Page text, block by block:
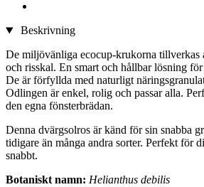
Beskrivning
De miljövänliga ecocup-krukorna tillverkas
och risskal. En smart och hållbar lösning
De är förfyllda med naturligt
Odlingen är enkel, rolig och passar alla.
den egna fönsterbrädan.
Denna dvärgsolros är känd för sin snabba
tidigare än många andra sorter. Perfekt för
snabbt.
Botaniskt namn: Helianthus debilis